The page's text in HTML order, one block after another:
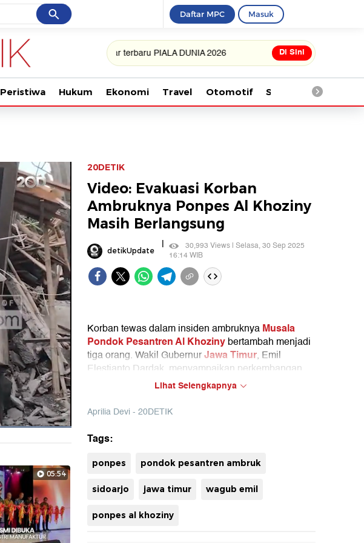
Cancel Daftar MPC Masuk
Tonton kabar terbaru PIALA DUNIA 2026 Di Sini
Peristiwa Hukum Ekonomi Travel Otomotif Saintek
Layarpenuh
05:54
20DETIK
Video: Evakuasi Korban
Ambruknya Ponpes Al Khoziny
Masih Berlangsung
detikUpdate |
30,993 Views | Selasa, 30 Sep 2025
16:14 WIB
Korban tewas dalam insiden ambruknyaMusala
Pondok Pesantren Al Khozinybertambah menjadi
tiga orang. Wakil GubernurJawa Timur, Emil
Elestianto Dardak, menyampaikan perkembangan
Lihat Selengkapnya
Aprilia Devi - 20DETIK
Tags:
ponpes pondok pesantren ambruk
sidoarjo jawa timur wagub emil
ponpes al khoziny